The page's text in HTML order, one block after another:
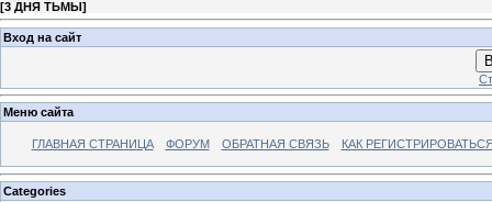
[3 ДНЯ ТЬМЫ]
Вход на сайт
Меню сайта
ГЛАВНАЯ СТРАНИЦА ФОРУМ ОБРАТНАЯ СВЯЗЬ КАК
Categories